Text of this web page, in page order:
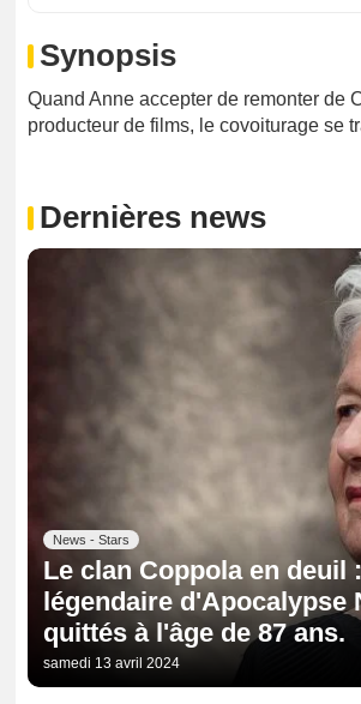
Synopsis
Quand Anne accepter de remonter de
producteur de films, le covoiturage se
Dernières news
News - Stars
Le clan Coppola en
légendaire d'Apocalypse
quittés à l'âge de 87 ans.
samedi 13 avril 2024